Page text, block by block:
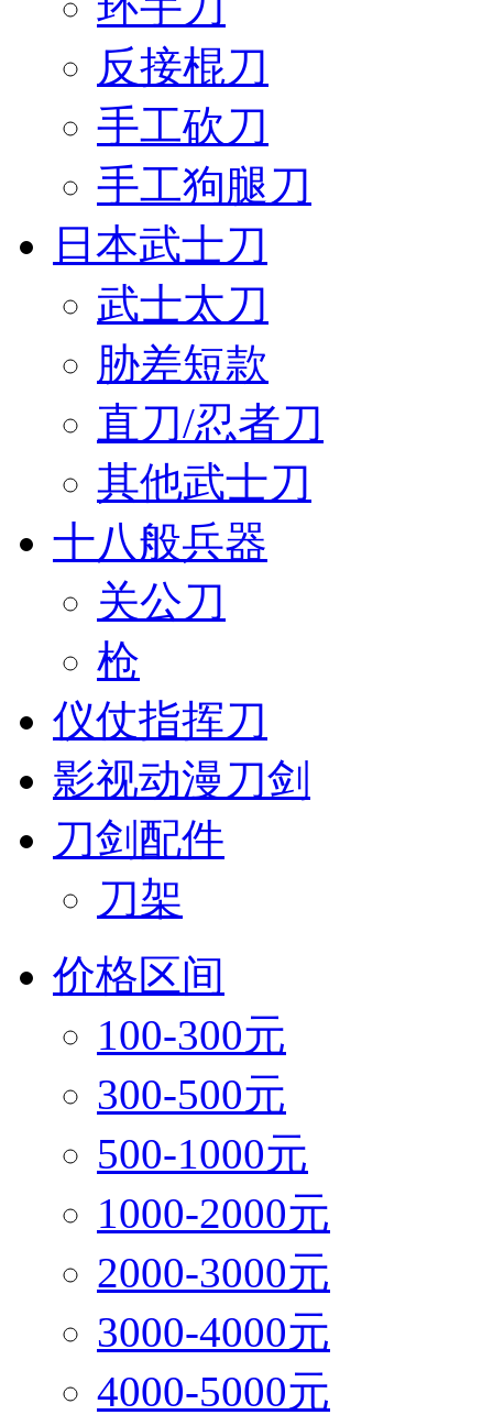
反接棍刀
手工砍刀
手工狗腿刀
日本武士刀
武士太刀
胁差短款
直刀/忍者刀
其他武士刀
十八般兵器
关公刀
枪
仪仗指挥刀
影视动漫刀剑
刀剑配件
刀架
价格区间
100-300元
300-500元
500-1000元
1000-2000元
2000-3000元
3000-4000元
4000-5000元